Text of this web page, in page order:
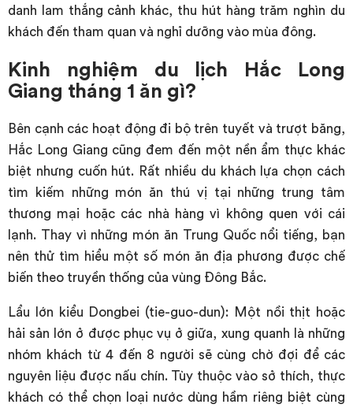
danh lam thắng cảnh khác, thu hút hàng trăm nghìn du
khách đến tham quan và nghỉ dưỡng vào mùa đông.
Kinh nghiệm du lịch Hắc Long
Giang tháng 1 ăn gì?
Bên cạnh các hoạt động đi bộ trên tuyết và trượt băng,
Hắc Long Giang cũng đem đến một nền ẩm thực khác
biệt nhưng cuốn hút. Rất nhiều du khách lựa chọn cách
tìm kiếm những món ăn thú vị tại những trung tâm
thương mại hoặc các nhà hàng vì không quen với cái
lạnh. Thay vì những món ăn Trung Quốc nổi tiếng, bạn
nên thử tìm hiểu một số món ăn địa phương được chế
biến theo truyền thống của vùng Đông Bắc.
Lẩu lớn kiểu Dongbei (tie-guo-dun): Một nồi thịt hoặc
hải sản lớn ở được phục vụ ở giữa, xung quanh là những
nhóm khách từ 4 đến 8 người sẽ cùng chờ đợi để các
nguyên liệu được nấu chín. Tùy thuộc vào sở thích, thực
khách có thể chọn loại nước dùng hầm riêng biệt cùng